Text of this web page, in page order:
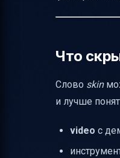
Что
Что
Слово skin
и лучше
video с